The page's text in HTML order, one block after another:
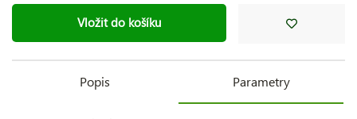
Vložit do košíku
Popis Parametry